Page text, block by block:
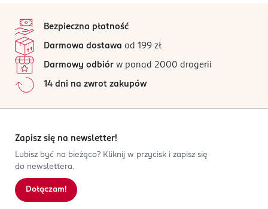
Bezpieczna płatność
Darmowa dostawa od 199 zł
Darmowy odbiór w ponad 2000 drogerii
14 dni na zwrot zakupów
Zapisz się na newsletter!
Lubisz być na bieżąco? Kliknij w przycisk i zapisz się
do newslettera.
Dołączam!